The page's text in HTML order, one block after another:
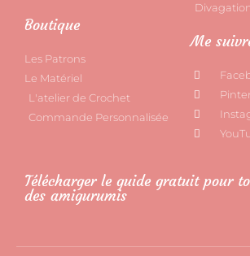
Boutique
Les Patrons
Le Matériel
L'atelier de Crochet
Commande Personnalisée
Me
Télécharger le guide gratuit pour
des amigurumis